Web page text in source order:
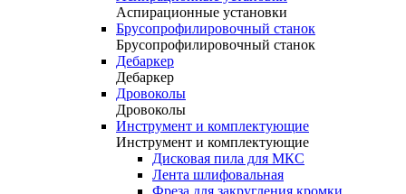
Аспирационные установки
Брусопрофилировочный станок
Брусопрофилировочный станок
Дебаркер
Дебаркер
Дровоколы
Дровоколы
Инструмент и комплектующие
Инструмент и комплектующие
Дисковая пила для МКС
Лента шлифовальная
Фреза для закругления кромки